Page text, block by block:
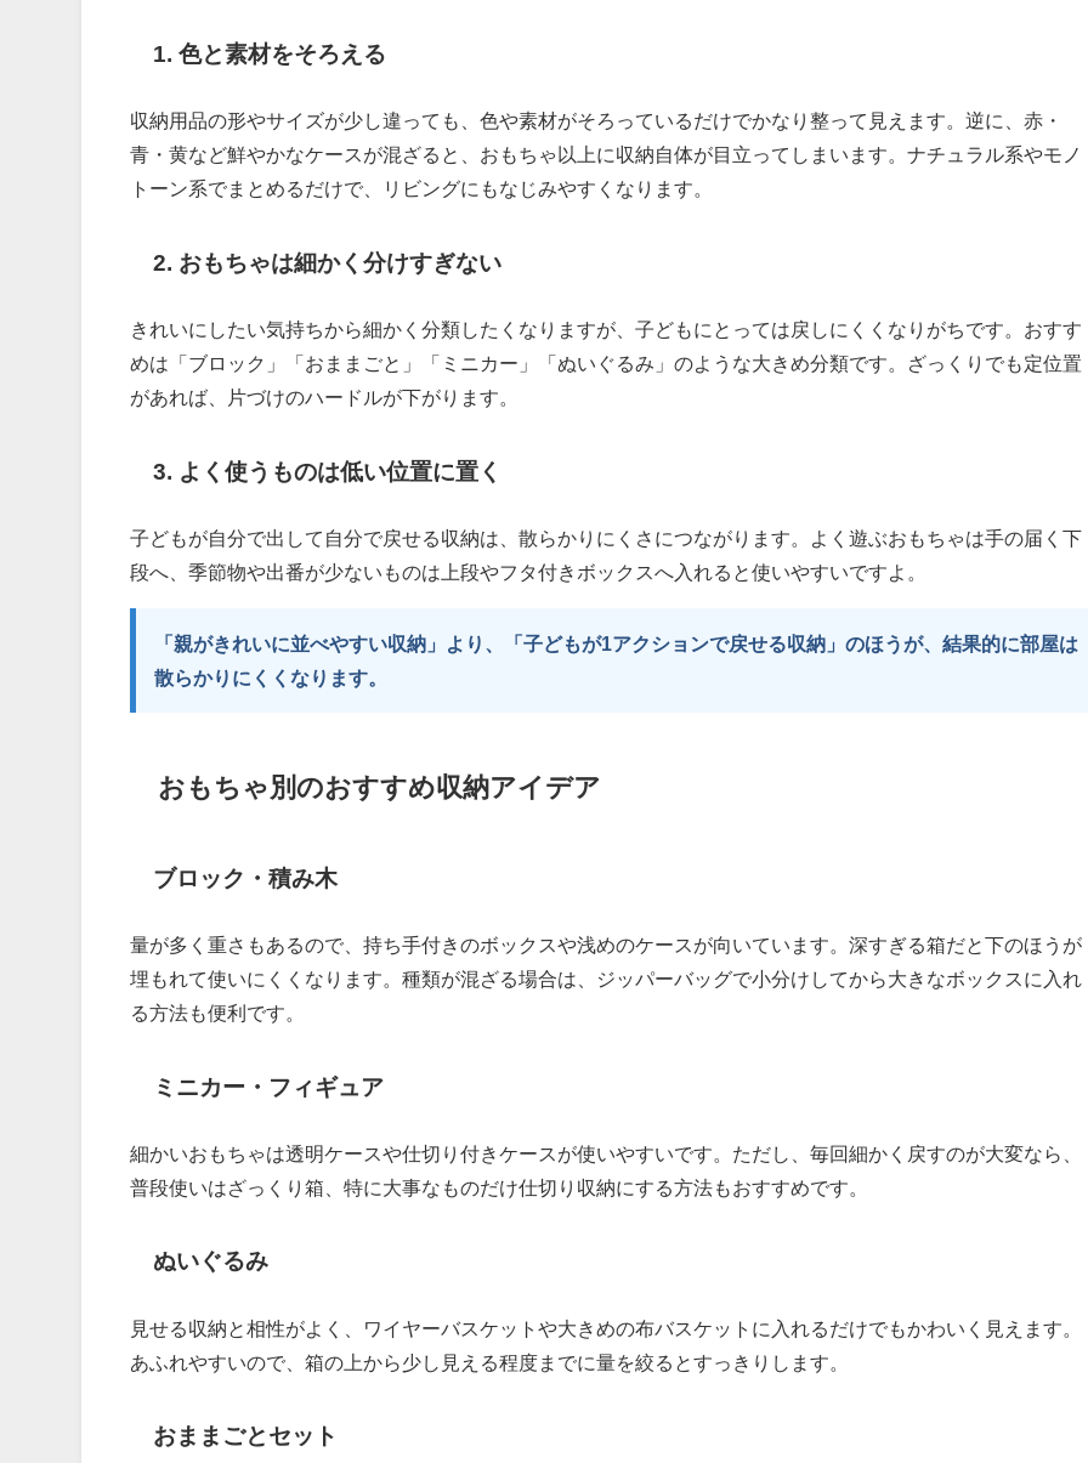
1. 色と素材をそろえる
収納用品の形やサイズが少し違っても、色や素材がそろっているだけでかなり整って見えます。逆に、赤・
青・黄など鮮やかなケースが混ざると、おもちゃ以上に収納自体が目立ってしまいます。ナチュラル系やモノ
トーン系でまとめるだけで、リビングにもなじみやすくなります。
2. おもちゃは細かく分けすぎない
きれいにしたい気持ちから細かく分類したくなりますが、子どもにとっては戻しにくくなりがちです。おすす
めは「ブロック」「おままごと」「ミニカー」「ぬいぐるみ」のような大きめ分類です。ざっくりでも定位置
があれば、片づけのハードルが下がります。
3. よく使うものは低い位置に置く
子どもが自分で出して自分で戻せる収納は、散らかりにくさにつながります。よく遊ぶおもちゃは手の届く下
段へ、季節物や出番が少ないものは上段やフタ付きボックスへ入れると使いやすいですよ。
「親がきれいに並べやすい収納」より、「子どもが1アクションで戻せる収納」のほうが、結果的に部屋は
散らかりにくくなります。
おもちゃ別のおすすめ収納アイデア
ブロック・積み木
量が多く重さもあるので、持ち手付きのボックスや浅めのケースが向いています。深すぎる箱だと下のほうが
埋もれて使いにくくなります。種類が混ざる場合は、ジッパーバッグで小分けしてから大きなボックスに入れ
る方法も便利です。
ミニカー・フィギュア
細かいおもちゃは透明ケースや仕切り付きケースが使いやすいです。ただし、毎回細かく戻すのが大変なら、
普段使いはざっくり箱、特に大事なものだけ仕切り収納にする方法もおすすめです。
ぬいぐるみ
見せる収納と相性がよく、ワイヤーバスケットや大きめの布バスケットに入れるだけでもかわいく見えます。
あふれやすいので、箱の上から少し見える程度までに量を絞るとすっきりします。
おままごとセット